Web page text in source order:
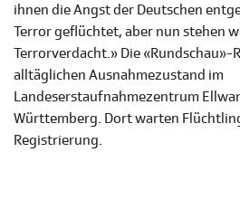
ihnen die Angst der Deutschen
Terror geflüchtet, aber nun stehen
Terrorverdacht.» Die «Rundschau»-
alltäglichen Ausnahmezustand im
Landeserstaufnahmezentrum
Württemberg. Dort warten
Registrierung.